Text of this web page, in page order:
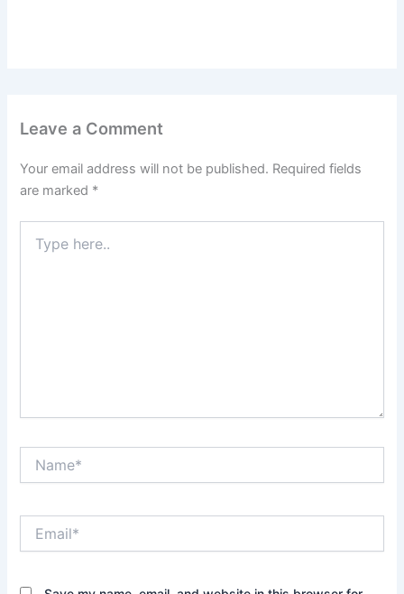
Leave a Comment
Your email address will not be published. Required fields
are marked *
here..